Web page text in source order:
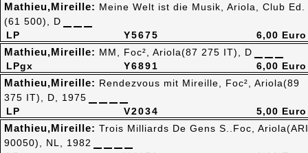
Y5675
LP
Mathieu,Mireille: Meine Welt ist die Musik, Ariola, Club Ed.
(61 500), D
6,00 Euro
Y6891
LPgx
Mathieu,Mireille: MM, Foc², Ariola(87 275 IT), D
6,00 Euro
V2034
LP
Mathieu,Mireille: Rendezvous mit Mireille, Foc², Ariola(89
375 IT), D, 1975
5,00 Euro
Mathieu,Mireille: Trois Milliards De Gens S..Foc, Ariola(ARI
90050), NL, 1982